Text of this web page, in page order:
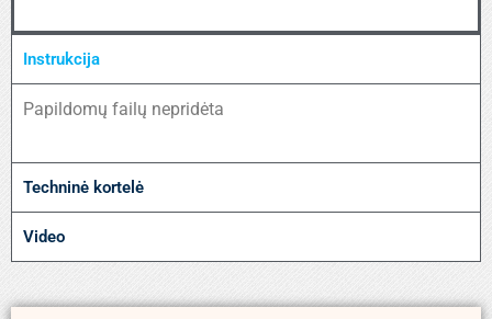
Instrukcija
Papildomų failų nepridėta
Techninė kortelė
Video